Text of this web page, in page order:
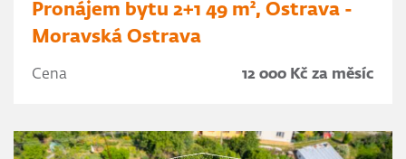
Pronájem bytu 2+1 49 m², Ostrava -
Moravská Ostrava
Cena 12 000 Kč za měsíc